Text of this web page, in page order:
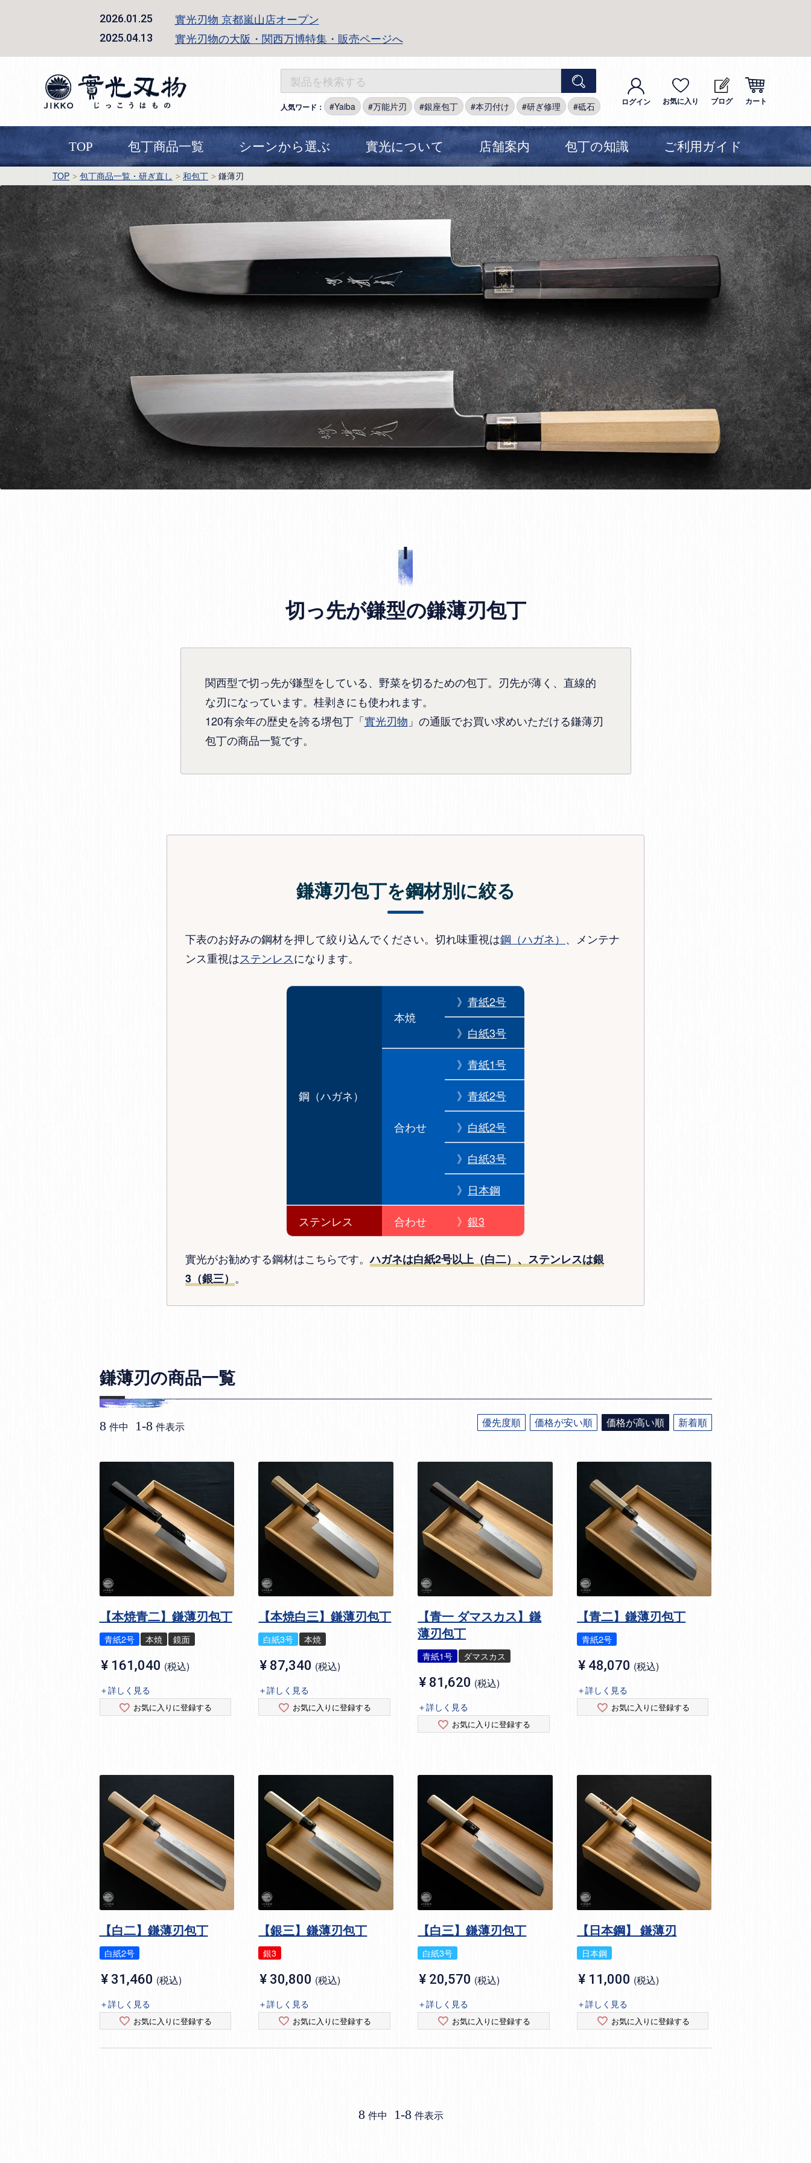
2026.01.25 實光刃物 京都嵐山店オープン
2025.04.13 實光刃物の大阪・関西万博特集・販売ページへ
人気ワード： Yaiba 万能片刃 銀座包丁 本刃付け 研ぎ修理 砥石 ログイン お気に入り ブログ カート
TOP 包丁商品一覧 シーンから選ぶ 實光について 店舗案内 包丁の知識 ご利用ガイド
TOP 包丁商品一覧・研ぎ直し 和包丁 鎌薄刃
切っ先が鎌型の鎌薄刃包丁
関西型で切っ先が鎌型をしている、野菜を切るための包丁。刃先が薄く、直線的
な刃になっています。桂剥きにも使われます。
120有余年の歴史を誇る堺包丁「實光刃物 」の通販でお買い求めいただける鎌薄刃
包丁の商品一覧です。
鎌薄刃包丁を鋼材別に絞る
下表のお好みの鋼材を押して絞り込んでください。切れ味重視は鋼（ハガネ） 、メンテナ
ンス重視はステンレスになります。
鋼（ハガネ）
本焼
》 青紙2号
》 白紙3号
合わせ
》 青紙1号
》 青紙2号
》 白紙2号
》 白紙3号
》 日本鋼
ステンレス
合わせ 》 銀3
實光がお勧めする鋼材はこちらです。ハガネは白紙2号以上（白二）、ステンレスは銀
3（銀三） 。
鎌薄刃の商品一覧
優先度順 価格が安い順 価格が高い順 新着順
8 件中 1-8 件表示
【本焼青二】鎌薄刃包丁
青紙2号 本焼 鏡面
¥ 161,040 税込
＋詳しく見る
お気に入りに登録する
【本焼白三】鎌薄刃包丁
白紙3号 本焼
¥ 87,340 税込
＋詳しく見る
お気に入りに登録する
【青一 ダマスカス】鎌
薄刃包丁
青紙1号 ダマスカス
¥ 81,620 税込
＋詳しく見る
お気に入りに登録する
【青二】鎌薄刃包丁
青紙2号
¥ 48,070 税込
＋詳しく見る
お気に入りに登録する
【白二】鎌薄刃包丁
白紙2号
¥ 31,460 税込
＋詳しく見る
お気に入りに登録する
【銀三】鎌薄刃包丁
銀3
¥ 30,800 税込
＋詳しく見る
お気に入りに登録する
【白三】鎌薄刃包丁
白紙3号
¥ 20,570 税込
＋詳しく見る
お気に入りに登録する
【日本鋼】 鎌薄刃
日本鋼
¥ 11,000 税込
＋詳しく見る
お気に入りに登録する
8 件中 1-8 件表示